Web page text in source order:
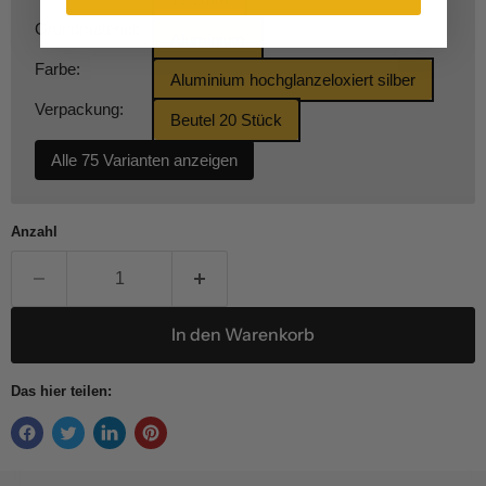
Grundmaterial:
Farbe:
Aluminium hochglanzeloxiert silber
Verpackung:
Beutel 20 Stück
Alle 75 Varianten anzeigen
Anzahl
In den Warenkorb
Das hier teilen: